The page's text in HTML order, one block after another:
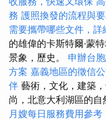
務 護照換發的流程與
需要攜帶哪些文件，詳
的雄偉的卡斯特爾·蒙
景象，歷史。 申辦台
方案 嘉義地區的徵信
伴 藝術，文化，建築
尚，北意大利湖區的自
月嫂每日服務費用參考